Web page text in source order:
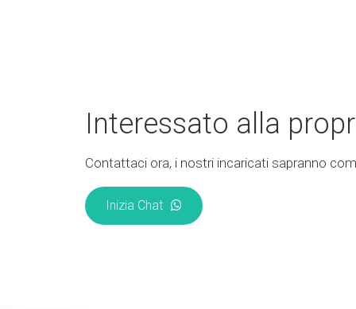
Interessato alla
Contattaci ora, i nostri incaricati sapranno
Inizia Chat